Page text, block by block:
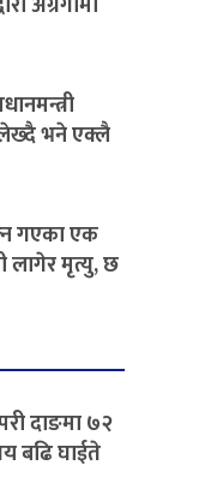
भने एक्लै
गएका एक
लागेर मृत्यु, छ
दाङमा ७२
बढि घाईते